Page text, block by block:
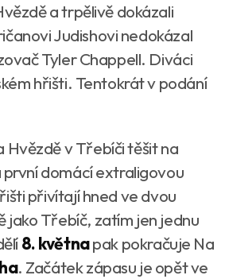
a trpělivě dokázali
Judishovi nedokázal
Tyler Chappell. Diváci
hřišti. Tentokrát v podání
Hvězdě v Třebíči těšit na
první domácí extraligovou
přivítají hned ve dvou
jako Třebíč, zatím jen jednu
8. květnapak pokračuje Na
. Začátek zápasu je opět ve